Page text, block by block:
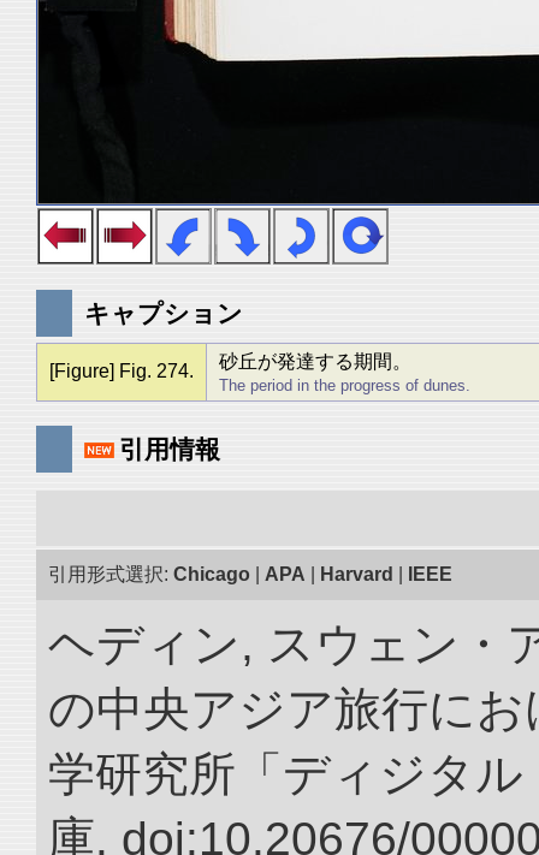
キャプション
[Figure] Fig. 274. 砂丘が発達する期間。
The period in the progress of dunes.
引用情報
引用形式選択: Chicago APA Harvard IEEE
ヘディン, スウェン・
の中央アジア旅行にお
学研究所「ディジタ
庫. doi:10.20676/